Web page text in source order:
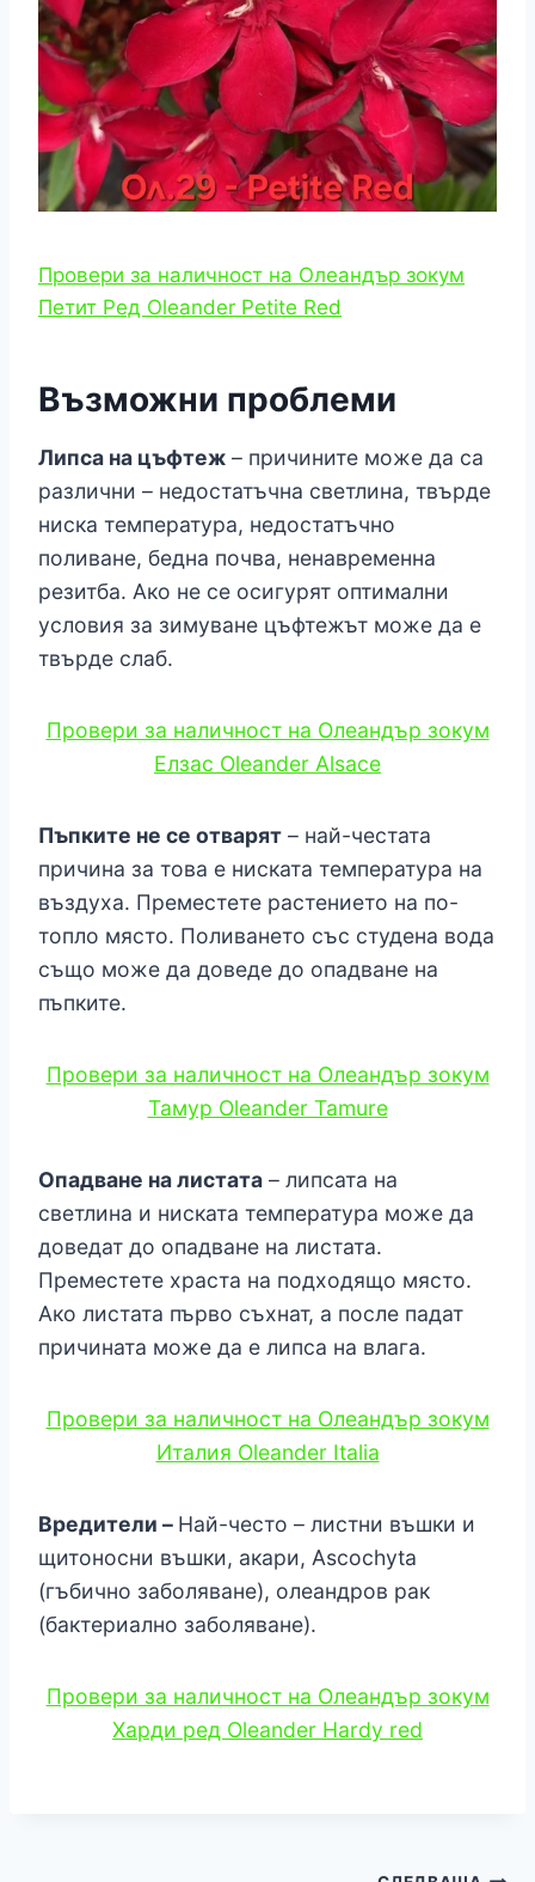
Провери за наличност на Олеандър зокум
Петит Ред Oleander Petite Red
Възможни проблеми
Липса на цъфтеж – причините може да са
различни – недостатъчна светлина, твърде
ниска температура, недостатъчно
поливане, бедна почва, ненавременна
резитба. Ако не се осигурят оптимални
условия за зимуване цъфтежът може да е
твърде слаб.
Провери за наличност на Олеандър зокум
Елзас Oleander Alsace
Пъпките не се отварят – най-честата
причина за това е ниската температура на
въздуха. Преместете растението на по-
топло място. Поливането със студена вода
също може да доведе до опадване на
пъпките.
Провери за наличност на Олеандър зокум
Тамур Oleander Tamure
Опадване на листата – липсата на
светлина и ниската температура може да
доведат до опадване на листата.
Преместете храста на подходящо място.
Ако листата първо съхнат, а после падат
причината може да е липса на влага.
Провери за наличност на Олеандър зокум
Италия Oleander Italia
Вредители – Най-често – листни въшки и
щитоносни въшки, акари, Ascochyta
(гъбично заболяване), олеандров рак
(бактериално заболяване).
Провери за наличност на Олеандър зокум
Харди ред Oleander Hardy red